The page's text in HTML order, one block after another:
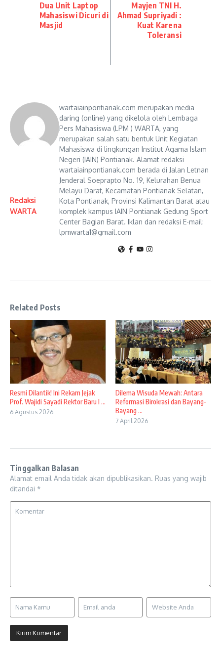
Dua Unit Laptop
Mahasiswi Dicuri di
Masjid
Mayjen TNI H.
Ahmad Supriyadi :
Kuat Karena
Toleransi
Redaksi
WARTA
wartaiainpontianak.com merupakan media
daring (online) yang dikelola oleh Lembaga
Pers Mahasiswa (LPM ) WARTA, yang
merupakan salah satu bentuk Unit Kegiatan
Mahasiswa di lingkungan Institut Agama Islam
Negeri (IAIN) Pontianak. Alamat redaksi
wartaiainpontianak.com berada di Jalan Letnan
Jenderal Soeprapto No. 19, Kelurahan Benua
Melayu Darat, Kecamatan Pontianak Selatan,
Kota Pontianak, Provinsi Kalimantan Barat atau
komplek kampus IAIN Pontianak Gedung Sport
Center Bagian Barat. Iklan dan redaksi E-mail:
lpmwarta1@gmail.com
Related Posts
Resmi Dilantik! Ini Rekam Jejak
Prof. Wajidi Sayadi Rektor Baru I ...
6 Agustus 2026
Dilema Wisuda Mewah: Antara
Reformasi Birokrasi dan Bayang-
Bayang ...
7 April 2026
Tinggalkan Balasan
Alamat email Anda tidak akan dipublikasikan. Ruas yang wajib
ditandai *